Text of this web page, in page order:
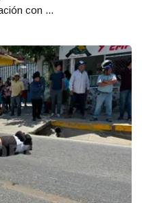
con ...